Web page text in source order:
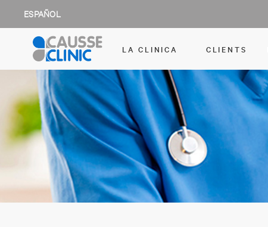
ESPAÑOL
LA CLINICA CLIENTS